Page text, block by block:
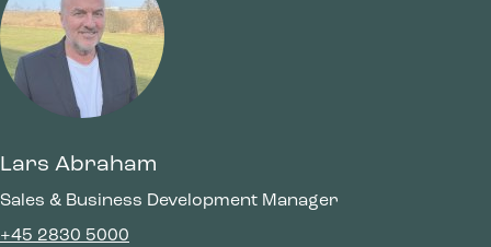
Lars Abraham
Sales & Business Development Manager
+45 2830 5000